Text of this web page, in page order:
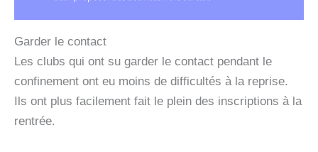
Garder le contact
Les clubs qui ont su garder le contact pendant le
confinement ont eu moins de difficultés à la reprise.
Ils ont plus facilement fait le plein des inscriptions à la
rentrée.